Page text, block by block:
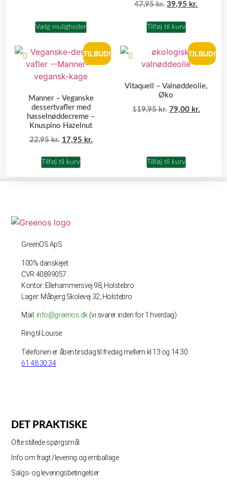
Vælg muligheder
47,95kr. 39,95 kr.
Tilføj til kurv
TILBUD!
Manner – Veganske
dessertvafler med
hasselnøddecreme –
Knuspino Hazelnut
22,95kr. 17,95 kr.
Tilføj til kurv
TILBUD!
Vitaquell – Valnøddeolie,
Øko
119,95kr. 79,00 kr.
Tilføj til kurv
GreenOS ApS
100% danskejet
CVR 40899057
Kontor: Ellehammersvej 98, Holstebro
Lager: Måbjerg Skolevej 32, Holstebro
Mail: info@greenos.dk (vi svarer inden for 1 hverdag)
Ring til Louise:
Telefonen er åben tirsdag til fredag mellem kl 13 og 14.30:
61 48 30 34
DET PRAKTISKE
Ofte stillede spørgsmål
Info om fragt /levering og emballage
Salgs- og leveringsbetingelser